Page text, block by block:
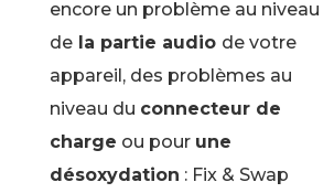
encore un problème au niveau
dela partie audio de votre
appareil, des problèmes au
niveau du connecteur de
charge ou pour une
désoxydation : Fix & Swap